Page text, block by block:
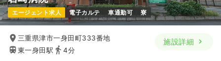
エージェント求人 電子カルテ 車通勤可 寮
三重県津市一身田町333番地
東一身田駅
4分
施設詳細